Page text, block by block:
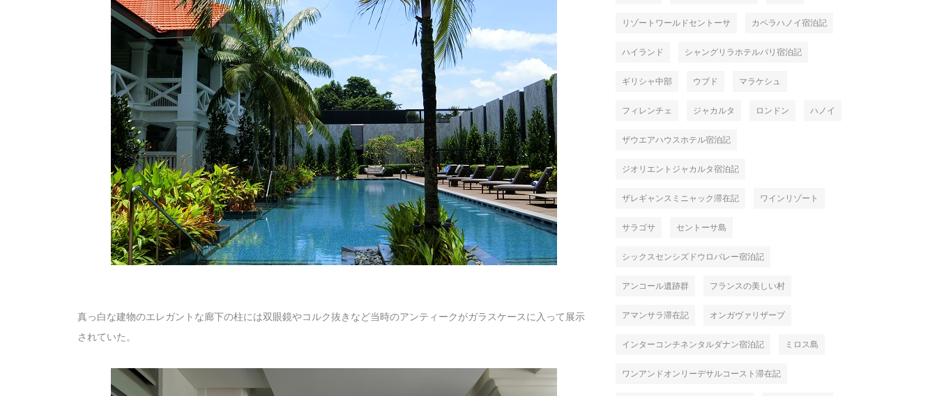
真っ白な建物のエレガントな廊下の柱には双眼鏡やコルク抜きなど当時のアンティークがガラスケースに入って展示
されていた。
リゾートワールドセントーサ カペラハノイ宿泊記
ハイランド シャングリラホテルパリ宿泊記
ギリシャ中部 ウブド マラケシュ
フィレンチェ ジャカルタ ロンドン ハノイ
ザウエアハウスホテル宿泊記
ジオリエントジャカルタ宿泊記
ザレギャンスミニャック滞在記 ワインリゾート
サラゴサ セントーサ島
シックスセンシズドウロバレー宿泊記
アンコール遺跡群 フランスの美しい村
アマンサラ滞在記 オンガヴァリザーブ
インターコンチネンタルダナン宿泊記 ミロス島
ワンアンドオンリーデサルコースト滞在記